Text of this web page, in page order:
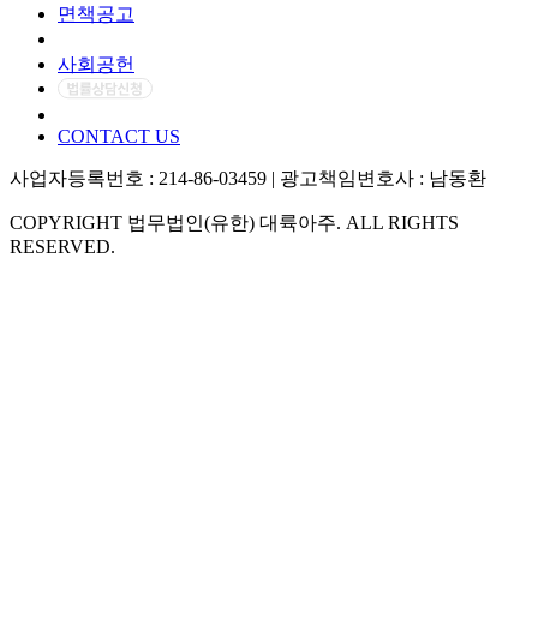
면책공고
사회공헌
CONTACT US
사업자등록번호 : 214-86-03459 | 광고책임변호사 : 남동환
COPYRIGHT 법무법인(유한) 대륙아주. ALL RIGHTS
RESERVED.